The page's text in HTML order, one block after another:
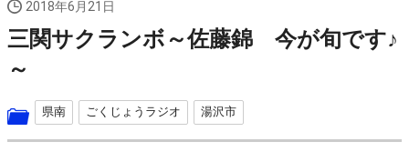
2018年6月21日
三関サクランボ～佐藤錦 今が旬です♪
～
県南 ごくじょうラジオ 湯沢市